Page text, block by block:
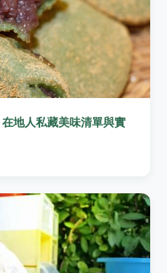
地人私藏美味清單與實